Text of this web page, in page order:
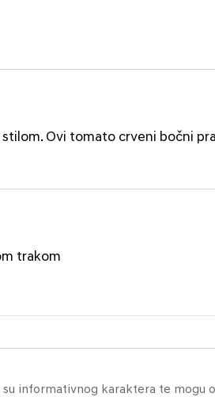
Ovi tomato crveni bočni
trakom
informativnog karaktera te mogu